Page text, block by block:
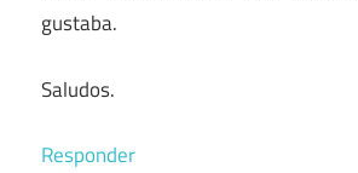
gustaba.
Saludos.
Responder